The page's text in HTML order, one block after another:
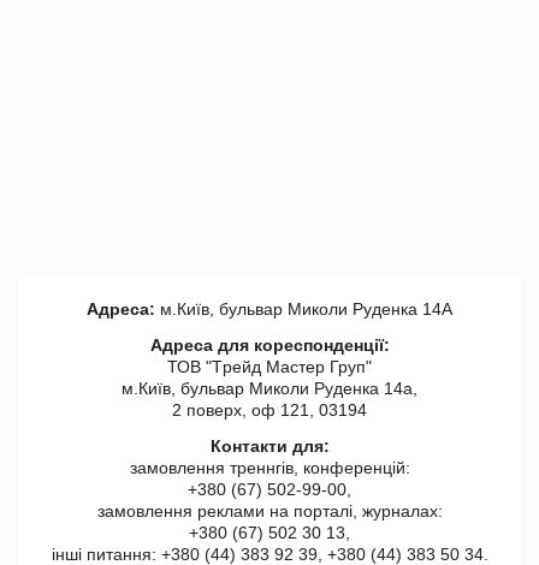
Адреса: м.Київ, бульвар Миколи Руденка 14А
Адреса для кореспонденції:
ТОВ "Tрейд Мастер Груп"
м.Київ, бульвар Миколи Руденка 14а,
2 поверх, оф 121, 03194
Контакти для:
замовлення треннгів, конференцій:
+380 (67) 502-99-00,
замовлення реклами на порталі, журналах:
+380 (67) 502 30 13,
інші питання: +380 (44) 383 92 39, +380 (44) 383 50 34.